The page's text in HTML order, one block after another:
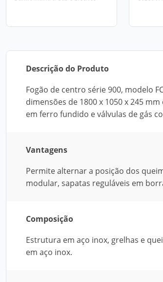
Descrição do Produto
Fogão de centro série 900, modelo
dimensões de 1800 x 1050 x 245
em ferro fundido e válvulas de gás
Vantagens
Permite alternar a posição dos
modular, sapatas reguláveis em
Composição
Estrutura em aço inox, grelhas e
em aço inox.